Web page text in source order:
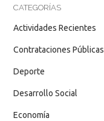
CATEGORÍAS
Actividades Recientes
Contrataciones Públicas
Deporte
Desarrollo Social
Economía